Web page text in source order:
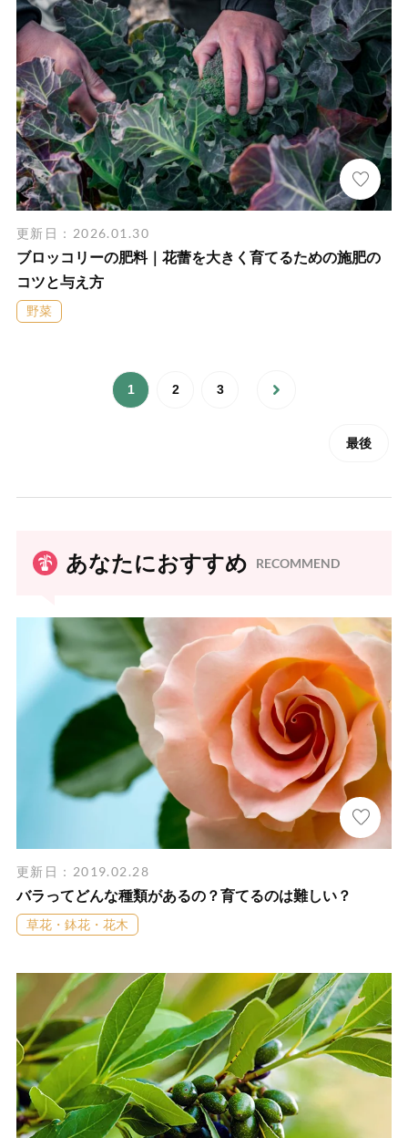
更新日：2026.01.30
ブロッコリーの肥料｜花蕾を大きく育てるための施肥の
コツと与え方
野菜
1 2 3
最後
あなたにおすすめ RECOMMEND
更新日：2019.02.28
バラってどんな種類があるの？育てるのは難しい？
草花・鉢花・花木